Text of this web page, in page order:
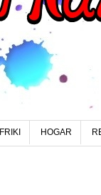
FRIKI HOGAR